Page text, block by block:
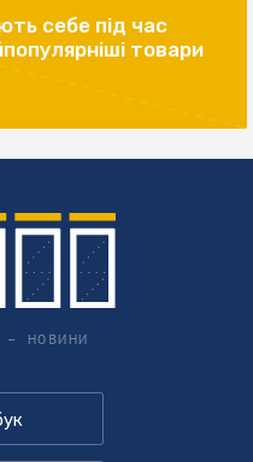
себе під час
товари
– НОВИНИ